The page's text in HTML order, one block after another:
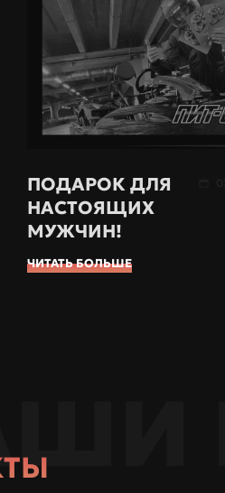
ПОДАРОК ДЛЯ
НАСТОЯЩИХ
МУЖЧИН!
ЧИТАТЬ БОЛЬШЕ